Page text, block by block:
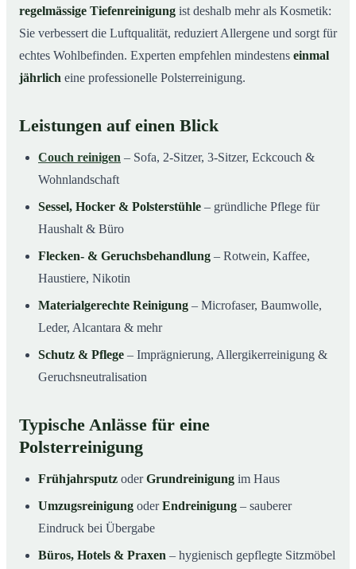
regelmässige Tiefenreinigung ist deshalb mehr als Kosmetik:
Sie verbessert die Luftqualität, reduziert Allergene und sorgt für
echtes Wohlbefinden. Experten empfehlen mindestens einmal
jährlich eine professionelle Polsterreinigung.
Leistungen auf einen Blick
Couch reinigen – Sofa, 2-Sitzer, 3-Sitzer, Eckcouch &
Wohnlandschaft
Sessel, Hocker & Polsterstühle – gründliche Pflege für
Haushalt & Büro
Flecken- & Geruchsbehandlung – Rotwein, Kaffee,
Haustiere, Nikotin
Materialgerechte Reinigung – Microfaser, Baumwolle,
Leder, Alcantara & mehr
Schutz & Pflege – Imprägnierung, Allergikerreinigung &
Geruchsneutralisation
Typische Anlässe für eine
Polsterreinigung
Frühjahrsputz oderGrundreinigung im Haus
Umzugsreinigung oderEndreinigung – sauberer
Eindruck bei Übergabe
Büros, Hotels & Praxen – hygienisch gepflegte Sitzmöbel